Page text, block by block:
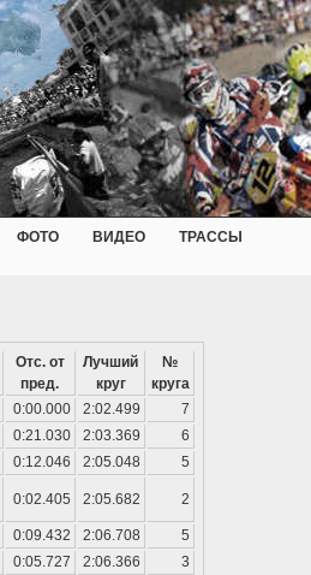
ФОТО ВИДЕО ТРАССЫ
Отс. от
пред.
Лучший
круг
№
круга
0:00.000 2:02.499
7
0:21.030 2:03.369
6
0:12.046 2:05.048 5
0:02.405 2:05.682 2
0:09.432 2:06.708
5
0:05.727 2:06.366
3